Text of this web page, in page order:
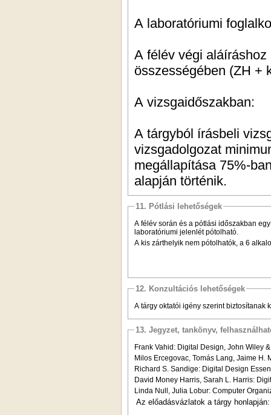
A laboratóriumi
A félév végi
összességében (ZH +
A vizsgaidőszakban:
A tárgyból írásbeli
vizsgadolgozat
megállapítása 75%-
alapján történik.
11. Pótlási lehetőségek
A félév során és a pótlási időszakban
laboratóriumi jelenlét pótolható.
A kis zárthelyik nem pótolhatók, a 6
12. Konzultációs lehetőségek
A tárgy oktatói igény szerint biztosítanak
13. Jegyzet, tankönyv,
Frank Vahid: Digital Design, John Wiley
Milos Ercegovac, Tomás Lang, Jaime H.
Richard S. Sandige: Digital Design
David Money Harris, Sarah L. Harris:
Linda Null, Julia Lobur: Computer
Az előadásvázlatok a tárgy